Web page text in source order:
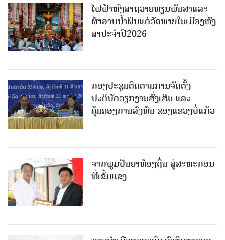
ໄຟຟ້າຫົງສາຖວາຍທຽນພັນສາແລະ
ຜ້າອາບນໍ້າຝົນແດ່ວັດພາຍໃນເມືອງຫົງ
ສາປະຈໍາປີ2026
ກອງປະຊຸມຕິດຕາມການຈັດຕັ້ງ
ປະຕິບັດວຽກງານສົ່ງເສີມ ແລະ
ຄຸ້ມຄອງການລົງທຶນ ຂອງແຂວງບໍ່ແກ້ວ
ຈາກພູມປັນຍາທ້ອງຖິ່ນ ສູ່ສະຫະກອນ
ທີ່ເຂັ້ມແຂງ